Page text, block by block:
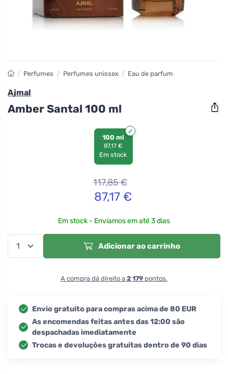
/ Perfumes / Perfumes unissex / Eau de parfum
Ajmal
Amber Santal 100 ml
100 ml
87,17 €
Em stock
117,85€
87,17 €
Em stock - Enviamos em até 3 dias
Adicionar ao carrinho
A compra dá direito a 2 179 pontos.
Envio gratuito para compras acima de 80 EUR
As encomendas feitas antes das 12:00 são
despachadas imediatamente
Trocas e devoluções gratuitas dentro de 90 dias